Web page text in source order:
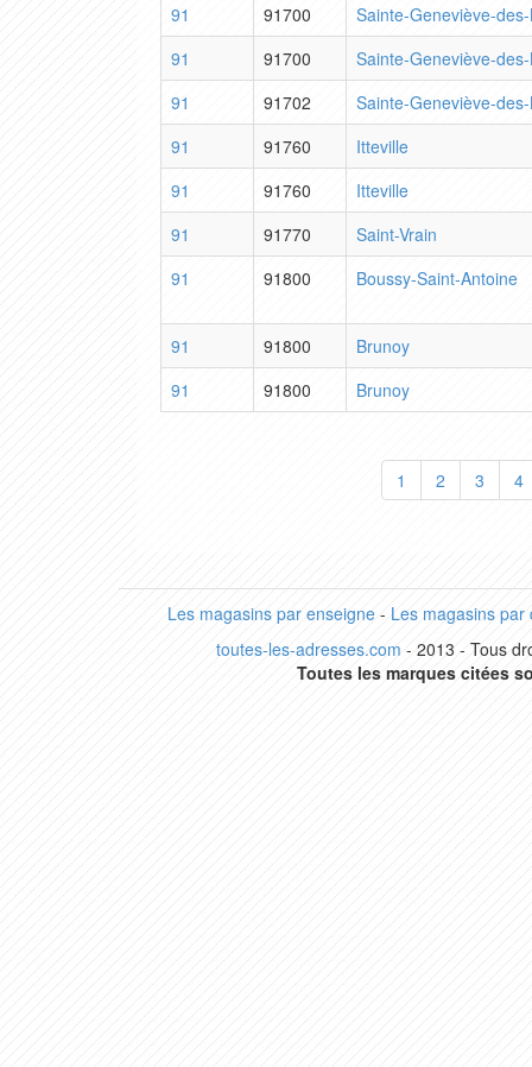
91
91700
Sainte-Geneviève-
91
91700
Sainte-Geneviève-
91
91702
Sainte-Geneviève-
91
91760
Itteville
91
91760
Itteville
91
91770
Saint-Vrain
91
91800 Boussy-Saint-Antoine
91 91800
Brunoy
91
91800 Brunoy
1 2 3 4
Les magasins par enseigne- Les magasins par
toutes-les-adresses.com - 2013 - Tous
Toutes les marques citées